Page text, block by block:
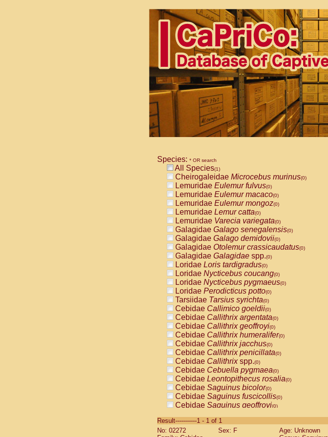
Species: * OR search
All Species(1)
Cheirogaleidae Microcebus murinus(0)
Lemuridae Eulemur fulvus(0)
Lemuridae Eulemur macaco(0)
Lemuridae Eulemur mongoz(0)
Lemuridae Lemur catta(0)
Lemuridae Varecia variegata(0)
Galagidae Galago senegalensis(0)
Galagidae Galago demidovii(0)
Galagidae Otolemur crassicaudatus(0)
Galagidae Galagidae spp.(0)
Loridae Loris tardigradus(0)
Loridae Nycticebus coucang(0)
Loridae Nycticebus pygmaeus(0)
Loridae Perodicticus potto(0)
Tarsiidae Tarsius syrichta(0)
Cebidae Callimico goeldii(0)
Cebidae Callithrix argentata(0)
Cebidae Callithrix geoffroyi(0)
Cebidae Callithrix humeralifer(0)
Cebidae Callithrix jacchus(0)
Cebidae Callithrix penicillata(0)
Cebidae Callithrixspp.(0)
Cebidae Cebuella pygmaea(0)
Cebidae Leontopithecus rosalia(0)
Cebidae Saguinus bicolor(0)
Cebidae Saguinus fuscicollis(0)
Cebidae Saguinus geoffroyi(0)
CebidaeSaguinus labiatus(0)
Cebidae Saguinus leucopus (0)
Result-----------1 - 1 of 1
No: 02272
Sex: F
Age: Unknown